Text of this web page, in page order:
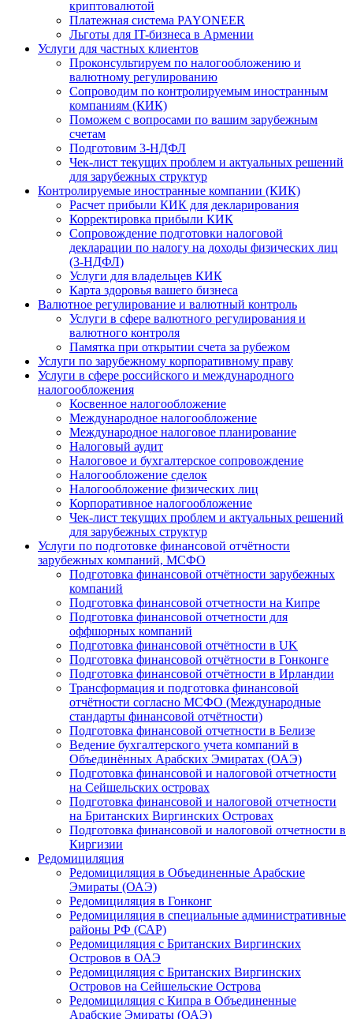
криптовалютой
Платежная система PAYONEER
Льготы для IT-бизнеса в Армении
Услуги для частных клиентов
Проконсультируем по налогообложению и
валютному регулированию
Сопроводим по контролируемым иностранным
компаниям (КИК)
Поможем с вопросами по вашим зарубежным
счетам
Подготовим 3-НДФЛ
Чек-лист текущих проблем и актуальных решений
для зарубежных структур
Контролируемые иностранные компании (КИК)
Расчет прибыли КИК для декларирования
Корректировка прибыли КИК
Сопровождение подготовки налоговой
декларации по налогу на доходы физических лиц
(3-НДФЛ)
Услуги для владельцев КИК
Карта здоровья вашего бизнеса
Валютное регулирование и валютный контроль
Услуги в сфере валютного регулирования и
валютного контроля
Памятка при открытии счета за рубежом
Услуги по зарубежному корпоративному праву
Услуги в сфере российского и международного
налогообложения
Косвенное налогообложение
Международное налогообложение
Международное налоговое планирование
Налоговый аудит
Налоговое и бухгалтерское сопровождение
Налогообложение сделок
Налогообложение физических лиц
Корпоративное налогообложение
Чек-лист текущих проблем и актуальных решений
для зарубежных структур
Услуги по подготовке финансовой отчётности
зарубежных компаний, МСФО
Подготовка финансовой отчётности зарубежных
компаний
Подготовка финансовой отчетности на Кипре
Подготовка финансовой отчетности для
оффшорных компаний
Подготовка финансовой отчётности в UK
Подготовка финансовой отчётности в Гонконге
Подготовка финансовой отчётности в Ирландии
Трансформация и подготовка финансовой
отчётности согласно МСФО (Международные
стандарты финансовой отчётности)
Подготовка финансовой отчетности в Белизе
Ведение бухгалтерского учета компаний в
Объединённых Арабских Эмиратах (ОАЭ)
Подготовка финансовой и налоговой отчетности
на Сейшельских островах
Подготовка финансовой и налоговой отчетности
на Британских Виргинских Островах
Подготовка финансовой и налоговой отчетности в
Киргизии
Редомициляция
Редомициляция в Объединенные Арабские
Эмираты (ОАЭ)
Редомициляция в Гонконг
Редомициляция в специальные административные
районы РФ (САР)
Редомициляция с Британских Виргинских
Островов в ОАЭ
Редомициляция с Британских Виргинских
Островов на Сейшельские Острова
Редомициляция с Кипра в Объединенные
Арабские Эмираты (ОАЭ)